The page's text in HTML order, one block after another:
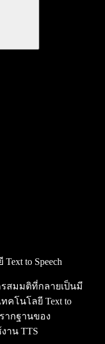
to Speech
รสมมติที่กลายเป็นมี
คโนโลยี Text to
ากฐานของ
าน TTS